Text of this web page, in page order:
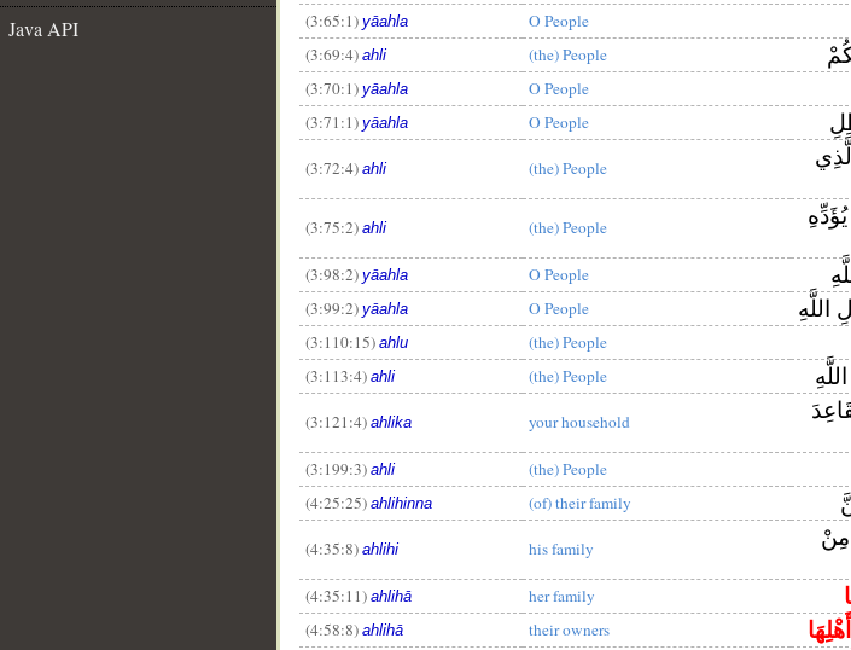
Java API
(3:65:1) yāahla O People
(3:69:4) ahli (the) People
(3:70:1) yāahla O People
(3:71:1) yāahla O People
(3:72:4) ahli (the) People
(3:75:2) ahli (the) People
(3:98:2) yāahla O People
(3:99:2) yāahla O People اللَّهِ
(3:110:15) ahlu (the) People
(3:113:4) ahli (the) People
(3:121:4) ahlika your household
(3:199:3) ahli (the) People
(4:25:25) ahlihinna (of) their family
(4:35:8) ahlihi his family
مِنْ
(4:35:11) ahlihā her family
(4:58:8) ahlihā their owners أَهْلِهَا